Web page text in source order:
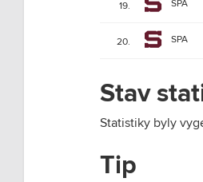
19. SPA
20. SPA
Stav
Statistiky byly
Tip